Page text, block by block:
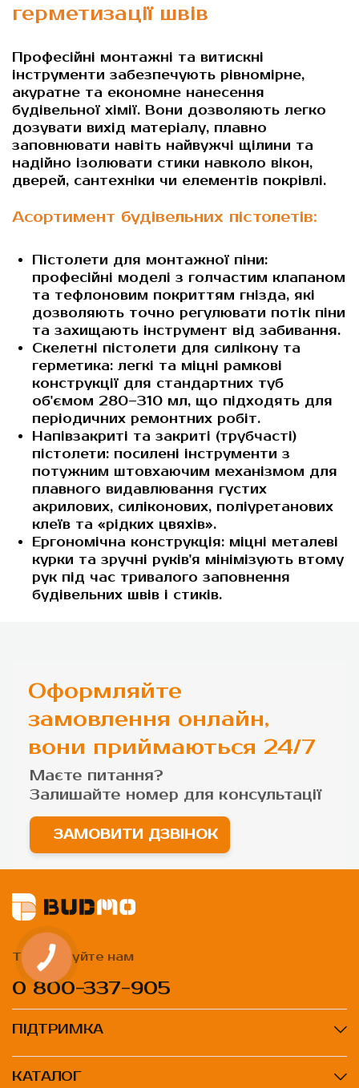
герметизації швів
Професійні монтажні та витискні
інструменти забезпечують рівномірне,
акуратне та економне нанесення
будівельної хімії. Вони дозволяють легко
дозувати вихід матеріалу, плавно
заповнювати навіть найвужчі щілини та
надійно ізолювати стики навколо вікон,
дверей, сантехніки чи елементів покрівлі.
Асортимент будівельних пістолетів:
Пістолети для монтажної піни:
професійні моделі з голчастим клапаном
та тефлоновим покриттям гнізда, які
дозволяють точно регулювати потік піни
та захищають інструмент від забивання.
Скелетні пістолети для силікону та
герметика: легкі та міцні рамкові
конструкції для стандартних туб
об'ємом 280–310 мл, що підходять для
періодичних ремонтних робіт.
Напівзакриті та закриті (трубчасті)
пістолети: посилені інструменти з
потужним штовхаючим механізмом для
плавного видавлювання густих
акрилових, силіконових, поліуретанових
клеїв та «рідких цвяхів».
Ергономічна конструкція: міцні металеві
курки та зручні руків'я мінімізують втому
рук під час тривалого заповнення
будівельних швів і стиків.
Оформляйте
замовлення онлайн,
вони приймаються 24/7
Маєте питання?
Залишайте номер для консультації
ЗАМОВИТИ ДЗВІНОК
Телефонуйте нам
0 800-337-905
ПІДТРИМКА
КАТАЛОГ